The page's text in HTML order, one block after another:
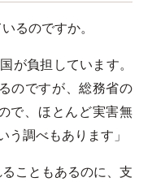
るのですか。
が負担しています。
のですが、総務省の
で、ほとんど実害無
う調べもあります」
こともあるのに、支